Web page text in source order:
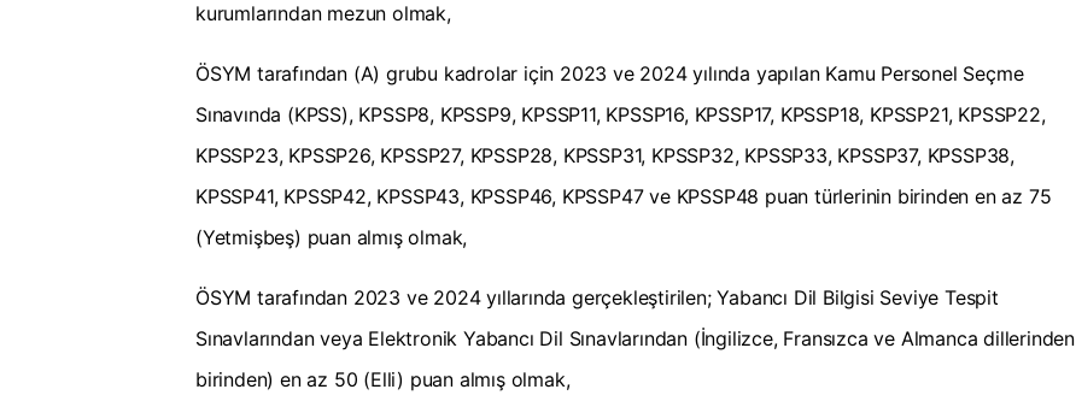
kurumlarından mezun olmak,
ÖSYM tarafından (A) grubu kadrolar için 2023 ve 2024 yılında yapılan Kamu Personel Seçme
Sınavında (KPSS), KPSSP8, KPSSP9, KPSSP11, KPSSP16, KPSSP17, KPSSP18, KPSSP21, KPSSP22,
KPSSP23, KPSSP26, KPSSP27, KPSSP28, KPSSP31, KPSSP32, KPSSP33, KPSSP37, KPSSP38,
KPSSP41, KPSSP42, KPSSP43, KPSSP46, KPSSP47 ve KPSSP48 puan türlerinin birinden en az 75
(Yetmişbeş) puan almış olmak,
ÖSYM tarafından 2023 ve 2024 yıllarında gerçekleştirilen; Yabancı Dil Bilgisi Seviye Tespit
Sınavlarından veya Elektronik Yabancı Dil Sınavlarından (İngilizce, Fransızca ve Almanca dillerinden
birinden) en az 50 (Elli) puan almış olmak,